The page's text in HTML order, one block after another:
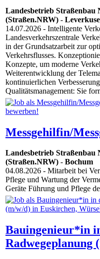
Landesbetrieb Straßenbau
(Straßen.NRW) -
14.07.2026 - Intelligente
Landesverkehrszentrale
in der Grundsatzarbeit zur
Verkehrsflusses.
Konzepte, um moderne
Weiterentwicklung der
kontinuierlichen
Qualitätsmanagement: Sie
Messgehilfin/
Landesbetrieb Straßenbau
(Straßen.NRW) - Bochum
04.08.2026 - Mitarbeit bei
Pflege und Wartung der
Geräte Führung und Pflege
Bauingenieur*in
Radwegeplanung